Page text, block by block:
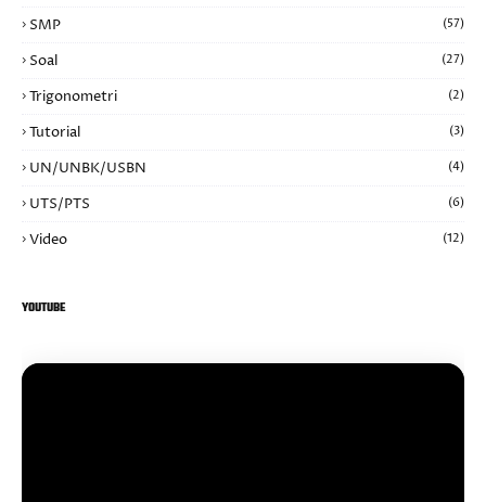
SMP (57)
Soal (27)
Trigonometri (2)
Tutorial (3)
UN/UNBK/USBN (4)
UTS/PTS (6)
Video (12)
YOUTUBE